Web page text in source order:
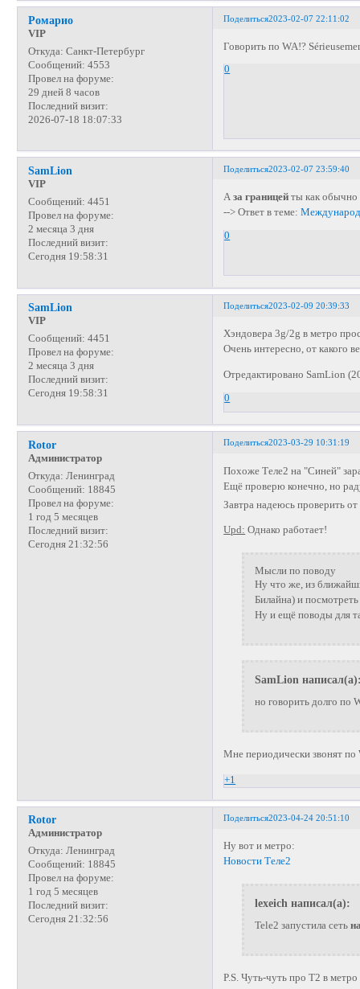
Поделиться2023-02-07 22:11:02
Ромарио
VIP
Откуда: Санкт-Петербург
Сообщений: 4553
Провел на форуме:
29 дней 8 часов
Последний визит:
2026-07-18 18:07:33
Говорить по WA!?
0
Поделиться2023-02-07 23:59:40
SamLion
VIP
Сообщений: 4451
Провел на форуме:
2 месяца 3 дня
Последний визит:
Сегодня 19:58:31
Аза границей ты как обычно
--> Ответ в теме:
0
Поделиться2023-02-09 20:39:33
SamLion
VIP
Сообщений: 4451
Провел на форуме:
2 месяца 3 дня
Последний визит:
Сегодня 19:58:31
Хэндовера 3g/2g в метро
Очень интересно, от какого
Отредактировано SamLion
0
Поделиться2023-03-29 10:31:19
Rotor
Администратор
Откуда: Ленинград
Сообщений: 18845
Провел на форуме:
1 год 5 месяцев
Последний визит:
Сегодня 21:32:56
Похоже Теле2 на "Синей"
Ещё проверю конечно, но
Завтра надеюсь проверить
Upd: Однако работает!
Мысли по поводу
Ну что же, из
Билайна) и
Ну и ещё поводы для
SamLion
но говорить долго по
Мне периодически звонят
+1
Поделиться2023-04-24 20:51:10
Rotor
Администратор
Откуда: Ленинград
Сообщений: 18845
Провел на форуме:
1 год 5 месяцев
Последний визит:
Сегодня 21:32:56
Ну вот и метро:
Новости Теле2
lexeich написал(а):
Tele2 запустила сеть
P.S. Чуть-чуть про Т2 в метро